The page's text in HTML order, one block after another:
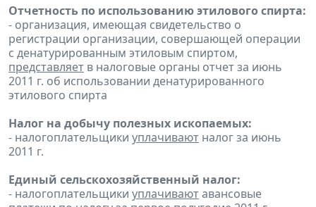
Отчетность по использованию этилового спирта:
- организация, имеющая свидетельство о
регистрации организации, совершающей операции
с денатурированным этиловым спиртом,
представляет в налоговые органы отчет за июнь
2011 г. об использовании денатурированного
этилового спирта
Налог на добычу полезных ископаемых:
- налогоплательщики уплачивают налог за июнь
2011 г.
Единый сельскохозяйственный налог:
- налогоплательщики уплачиваютавансовые